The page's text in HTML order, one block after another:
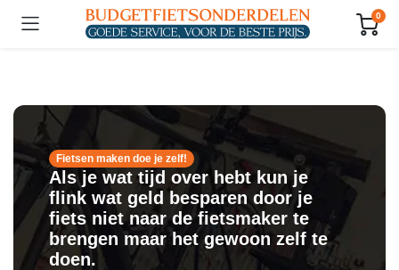
0
Fietsen maken doe je zelf!
Als je wat tijd over hebt kun je
flink wat geld besparen door je
fiets niet naar de fietsmaker te
brengen maar het gewoon zelf te
doen.